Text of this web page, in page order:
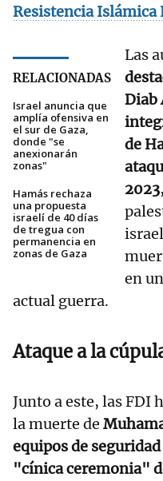
Resistencia Islámica
RELACIONADAS
Israel anuncia que
amplía ofensiva en
el sur de Gaza,
donde "se
anexionarán
zonas"
Hamás rechaza
una propuesta
israelí de 40 días
de tregua con
permanencia en
zonas de Gaza
Las
Diab
de
2023
en
actual guerra.
Ataque a la
Junto a este, las FDI
la muerte de
equipos de
"cínica ceremonia"